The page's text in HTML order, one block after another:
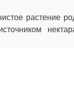
растение